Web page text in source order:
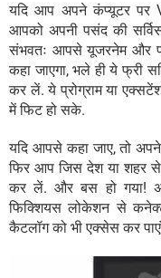
यदि आप अपने कंप्यूटर पर
आपको अपनी पसंद की
संभवतः आपसे यूजरनेम और
कहा जाएगा, भले ही ये फ्री
कर लें. ये प्रोग्राम या
में फिट हो सके.
यदि आपसे कहा जाए, तो
फिर आप जिस देश या शहर से
कर लें. और बस हो गया!
फिक्शियस लोकेशन से
कैटलॉग को भी एक्सेस कर